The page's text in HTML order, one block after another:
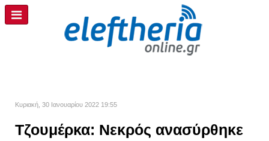
Κυριακή, 30 Ιανουαρίου 2022 19:55
Τζουμέρκα: Νεκρός ανασύρθηκε